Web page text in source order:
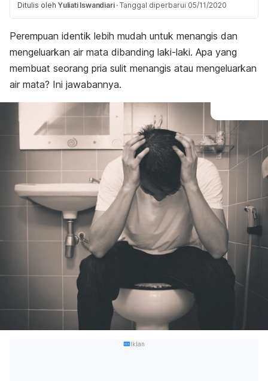
Ditulis oleh Yuliati Iswandiari · Tanggal diperbarui 05/11/2020
Perempuan identik lebih mudah untuk menangis dan
mengeluarkan air mata dibanding laki-laki. Apa yang
membuat seorang pria sulit menangis atau mengeluarkan
air mata? Ini jawabannya.
Iklan